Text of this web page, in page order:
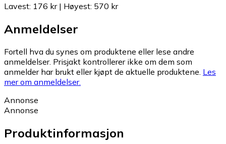
Lavest: 176 kr| Høyest: 570 kr
Anmeldelser
Fortell hva du synes om produktene eller lese andre
anmeldelser. Prisjakt kontrollerer ikke om dem som
anmelder har brukt eller kjøpt de aktuelle produktene. Les
mer om anmeldelser.
Annonse
Annonse
Produktinformasjon